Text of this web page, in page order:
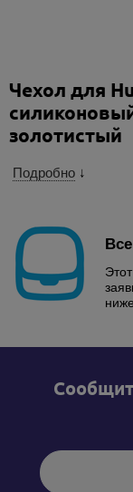
Чехол для
золотистый
Подробно ↓
ниже.